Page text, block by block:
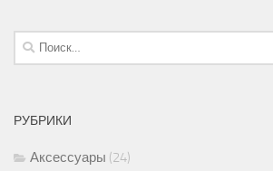
Найти:
РУБРИКИ
Аксессуары (24)